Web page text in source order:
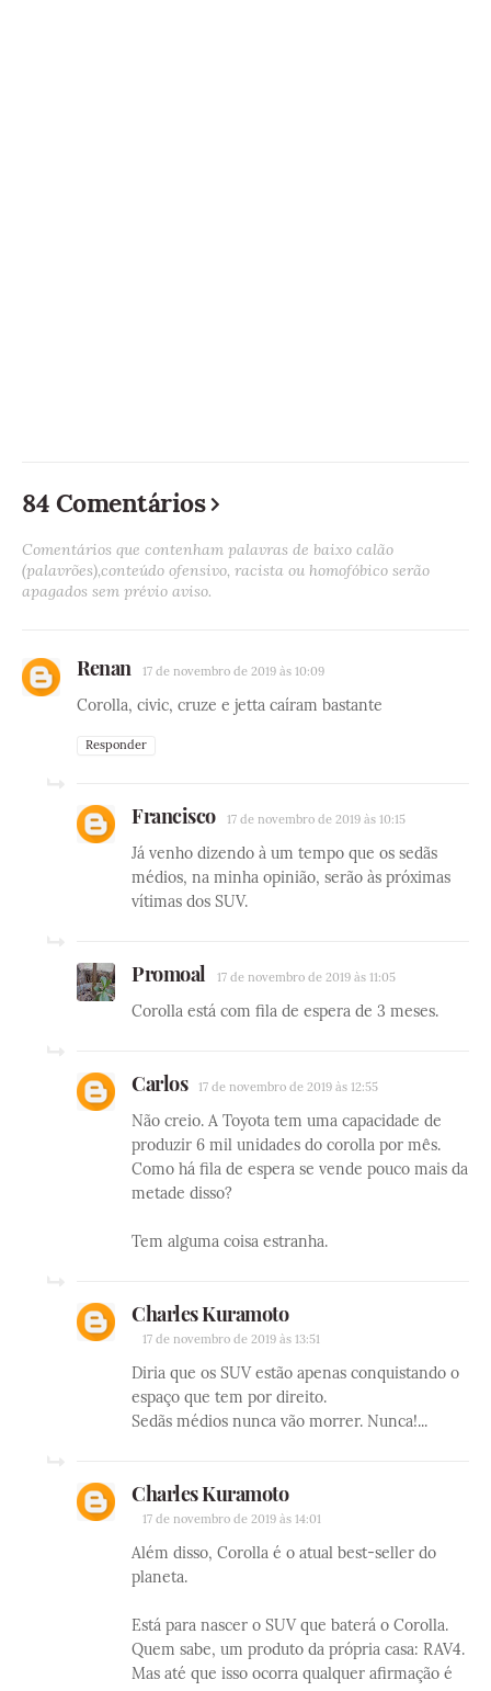
84 Comentários
Comentários que contenham palavras de baixo calão
(palavrões),conteúdo ofensivo, racista ou homofóbico serão
apagados sem prévio aviso.
Renan 17 de novembro de 2019 às 10:09
Corolla, civic, cruze e jetta caíram bastante
Responder
Francisco 17 de novembro de 2019 às 10:15
Já venho dizendo à um tempo que os sedãs
médios, na minha opinião, serão às próximas
vítimas dos SUV.
Promoal 17 de novembro de 2019 às 11:05
Corolla está com fila de espera de 3 meses.
Carlos 17 de novembro de 2019 às 12:55
Não creio. A Toyota tem uma capacidade de
produzir 6 mil unidades do corolla por mês.
Como há fila de espera se vende pouco mais da
metade disso?
Tem alguma coisa estranha.
Charles Kuramoto
17 de novembro de 2019 às 13:51
Diria que os SUV estão apenas conquistando o
espaço que tem por direito.
Sedãs médios nunca vão morrer. Nunca!...
Charles Kuramoto
17 de novembro de 2019 às 14:01
Além disso, Corolla é o atual best-seller do
planeta.
Está para nascer o SUV que baterá o Corolla.
Quem sabe, um produto da própria casa: RAV4.
Mas até que isso ocorra qualquer afirmação é